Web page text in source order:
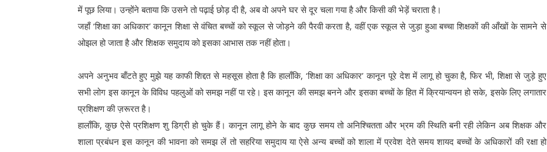
में पूछ लिया। उन्होंने बताया कि उसने तो पढ़ाई छोड़ दी है, अब वो अपने घर से दूर चला गया है और किसी की भेड़ें चराता है।
जहाँ ‘शिक्षा का अधिकार’ कानून शिक्षा से वंचित बच्चों को स्कूल से जोड़ने की पैरवी करता है, वहीं एक स्कूल से जुड़ा हुआ बच्चा शिक्षकों की आँखों के सामने से
ओझल हो जाता है और शिक्षक समुदाय को इसका आभास तक नहीं होता।
अपने अनुभव बाँटते हुए मुझे यह काफी शिद्दत से महसूस होता है कि हालाँकि, ‘शिक्षा का अधिकार’ कानून पूरे देश में लागू हो चुका है, फिर भी, शिक्षा से जुड़े हुए
सभी लोग इस कानून के विविध पहलुओं को समझ नहीं पा रहे। इस कानून की समझ बनने और इसका बच्चों के हित में क्रियान्वयन हो सके, इसके लिए लगातार
प्रशिक्षण की ज़रूरत है।
हालाँकि, कुछ ऐसे प्रशिक्षण शु डिग्री हो चुके हैं। कानून लागू होने के बाद कुछ समय तो अनिश्चितता और भ्रम की स्थिति बनी रही लेकिन अब शिक्षक और
शाला प्रबंधन इस कानून की भावना को समझ लें तो सहरिया समुदाय या ऐसे अन्य बच्चों को शाला में प्रवेश देते समय शायद बच्चों के अधिकारों की रक्षा हो